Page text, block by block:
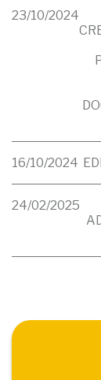
23/10/2024
16/10/2024
24/02/2025